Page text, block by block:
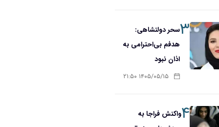
۳سحر دولتشاهی:
هدفم بی‌احترامی به
اذان نبود
۱۴۰۵/۰۵/۱۵ ۲۱:۵۰
۴واکنش فراجا به